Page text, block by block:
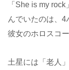
「She is my
んでいたのは、4
彼女のホロスコ
土星には「老人